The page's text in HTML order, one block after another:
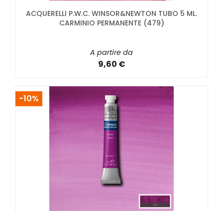
ACQUERELLI P.W.C. WINSOR&NEWTON TUBO 5 ML.
CARMINIO PERMANENTE (479)
A partire da
9,60 €
-10%